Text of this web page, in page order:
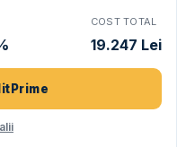
COST TOTAL
19.247 Lei